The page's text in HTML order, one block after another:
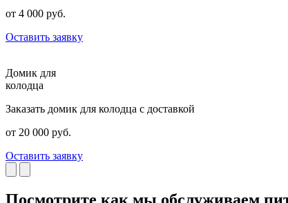
от 4 000 руб.
Оставить заявку
Домик для
колодца
Заказать домик для колодца с доставкой
от 20 000 руб.
Оставить заявку
Посмотрите как мы обслуживаем